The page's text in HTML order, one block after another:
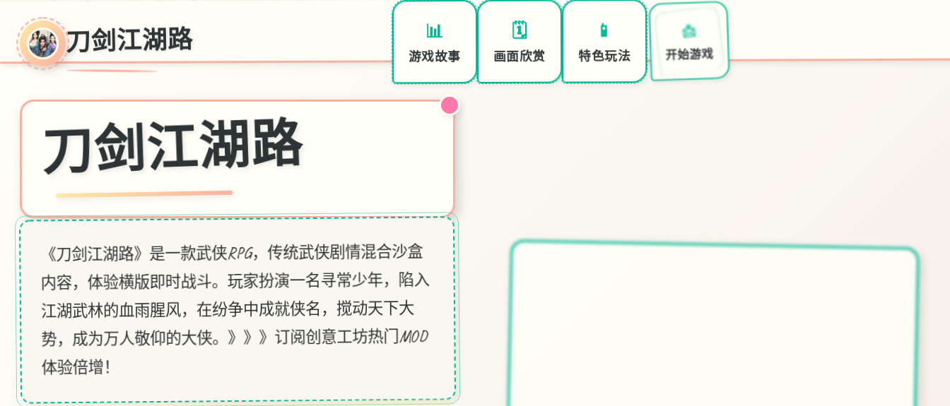
刀剑江湖路 📊
游戏故事
🗓️
画面欣赏
📱
特色玩法
📩
开始游戏
刀剑江湖路
《刀剑江湖路》是一款武侠RPG，传统武侠剧情混合沙盒
内容，体验横版即时战斗。玩家扮演一名寻常少年，陷入
江湖武林的血雨腥风，在纷争中成就侠名，搅动天下大
势，成为万人敬仰的大侠。》》》订阅创意工坊热门MOD
体验倍增！